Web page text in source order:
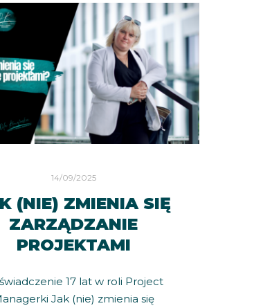
14/09/2025
(NIE) ZMIENIA SIĘ
ZARZĄDZANIE
PROJEKTAMI
17 lat w roli Project
Jak (nie) zmienia się